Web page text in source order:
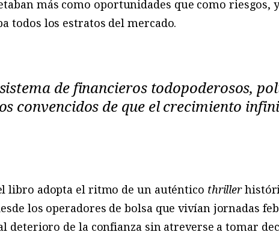
más como oportunidades que como riesgos,
todos los estratos del mercado.
de financieros todopoderosos,
convencidos de que el crecimiento
libro adopta el ritmo de un auténtico thriller
los operadores de bolsa que vivían jornadas
deterioro de la confianza sin atreverse a tomar